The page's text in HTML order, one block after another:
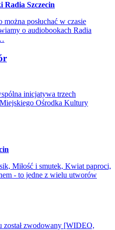
Szczecin
posłuchać w czasie
o audiobookach Radia
inicjatywa trzech
Ośrodka Kultury
Miłość i smutek, Kwiat paproci,
- to jedne z wielu utworów
został zwodowany [WIDEO,